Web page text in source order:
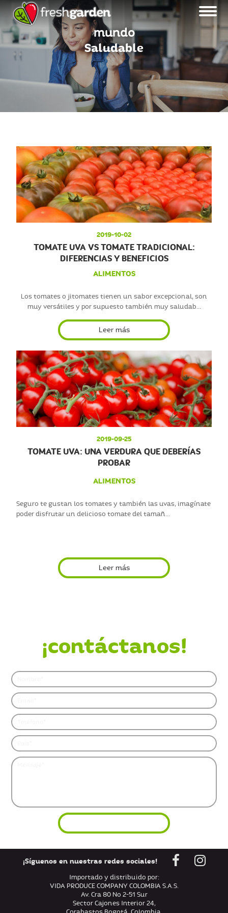
mundo
Saludable
2019-10-02
TOMATE UVA VS TOMATE TRADICIONAL:
DIFERENCIAS Y BENEFICIOS
ALIMENTOS
Los tomates o jitomates tienen un sabor excepcional, son
muy versátiles y por supuesto también muy saludab...
Leer más
2019-09-25
TOMATE UVA: UNA VERDURA QUE DEBERÍAS
PROBAR
ALIMENTOS
Seguro te gustan los tomates y también las uvas, imagínate
poder disfrutar un delicioso tomate del tamañ...
Leer más
¡contáctanos!
¡Síguenos en nuestras redes sociales!
Importado y distribuido por:
VIDA PRODUCE COMPANY COLOMBIA S.A.S.
Av. Cra 80 No 2-51 Sur
Sector Cajones Interior 24,